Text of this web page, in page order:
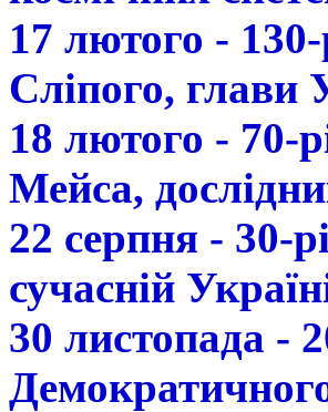
17 лютого -
Сліпого,
18 лютого - 70-
Мейса,
22 серпня - 30-
сучасній
30 листопада -